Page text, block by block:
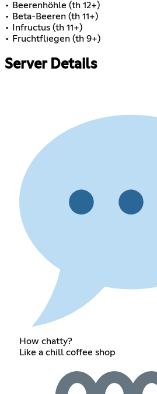
• Beerenhöhle (th 12+)
• Beta-Beeren (th 11+)
• Infructus (th 11+)
• Fruchtfliegen (th 9+)
Server Details
How chatty?
Like a chill coffee shop